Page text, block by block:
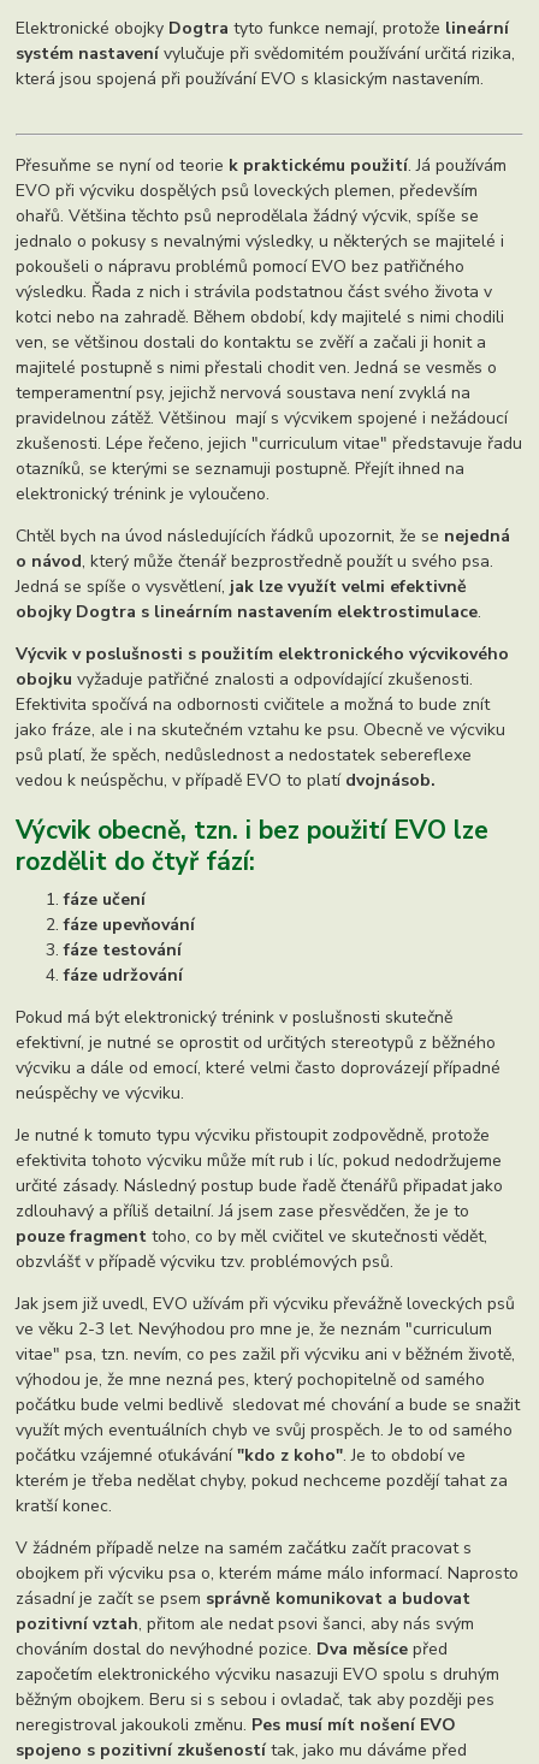
Elektronické obojky Dogtra tyto funkce nemají, protože lineární
systém nastavenívylučuje při svědomitém používání určitá rizika,
která jsou spojená při používání EVO s klasickým nastavením.
Přesuňme se nyní od teorie k praktickému použití. Já používám
EVO při výcviku dospělých psů loveckých plemen, především
ohařů. Většina těchto psů neprodělala žádný výcvik, spíše se
jednalo o pokusy s nevalnými výsledky, u některých se majitelé i
pokoušeli o nápravu problémů pomocí EVO bez patřičného
výsledku. Řada z nich i strávila podstatnou část svého života v
kotci nebo na zahradě. Během období, kdy majitelé s nimi chodili
ven, se většinou dostali do kontaktu se zvěří a začali ji honit a
majitelé postupně s nimi přestali chodit ven. Jedná se vesměs o
temperamentní psy, jejichž nervová soustava není zvyklá na
pravidelnou zátěž. Většinou mají s výcvikem spojené i nežádoucí
zkušenosti. Lépe řečeno, jejich "curriculum vitae" představuje řadu
otazníků, se kterými se seznamuji postupně. Přejít ihned na
elektronický trénink je vyloučeno.
Chtěl bych na úvod následujících řádků upozornit, že se nejedná
o návod, který může čtenář bezprostředně použít u svého psa.
Jedná se spíše o vysvětlení, jak lze využít velmi efektivně
obojky Dogtra s lineárním nastavením elektrostimulace.
Výcvik v poslušnosti s použitím elektronického výcvikového
obojkuvyžaduje patřičné znalosti a odpovídající zkušenosti.
Efektivita spočívá na odbornosti cvičitele a možná to bude znít
jako fráze, ale i na skutečném vztahu ke psu. Obecně ve výcviku
psů platí, že spěch, nedůslednost a nedostatek sebereflexe
vedou k neúspěchu, v případě EVO to platídvojnásob.
Výcvik obecně, tzn. i bez použití EVO lze
rozdělit do čtyř fází:
fáze učení
fáze upevňování
fáze testování
fáze udržování
Pokud má být elektronický trénink v poslušnosti skutečně
efektivní, je nutné se oprostit od určitých stereotypů z běžného
výcviku a dále od emocí, které velmi často doprovázejí případné
neúspěchy ve výcviku.
Je nutné k tomuto typu výcviku přistoupit zodpovědně, protože
efektivita tohoto výcviku může mít rub i líc, pokud nedodržujeme
určité zásady. Následný postup bude řadě čtenářů připadat jako
zdlouhavý a příliš detailní. Já jsem zase přesvědčen, že je to
pouze fragment toho, co by měl cvičitel ve skutečnosti vědět,
obzvlášť v případě výcviku tzv. problémových psů.
Jak jsem již uvedl, EVO užívám při výcviku převážně loveckých psů
ve věku 2-3 let. Nevýhodou pro mne je, že neznám "curriculum
vitae" psa, tzn. nevím, co pes zažil při výcviku ani v běžném životě,
výhodou je, že mne nezná pes, který pochopitelně od samého
počátku bude velmi bedlivě sledovat mé chování a bude se snažit
využít mých eventuálních chyb ve svůj prospěch. Je to od samého
počátku vzájemné oťukávání"kdo z koho". Je to období ve
kterém je třeba nedělat chyby, pokud nechceme pozdějí tahat za
kratší konec.
V žádném případě nelze na samém začátku začít pracovat s
obojkem při výcviku psa o, kterém máme málo informací. Naprosto
zásadní je začít se psem správně komunikovat a budovat
pozitivní vztah, přitom ale nedat psovi šanci, aby nás svým
chováním dostal do nevýhodné pozice. Dva měsíce před
započetím elektronického výcviku nasazuji EVO spolu s druhým
běžným obojkem. Beru si s sebou i ovladač, tak aby později pes
neregistroval jakoukoli změnu. Pes musí mít nošení EVO
spojeno s pozitivní zkušenostítak, jako mu dáváme před